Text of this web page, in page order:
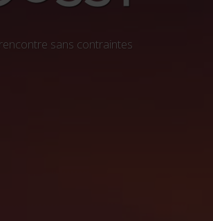
sans contraintes